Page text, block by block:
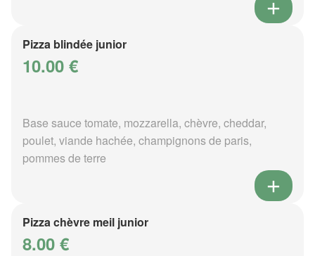
Pizza blindée junior
10.00 €
Base sauce tomate, mozzarella, chèvre, cheddar,
poulet, viande hachée, champignons de paris,
pommes de terre
Pizza chèvre meil junior
8.00 €